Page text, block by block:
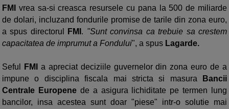
FMI
vrea sa-si creasca resursele cu pana la 500 de miliarde
de dolari, incluzand fondurile promise de tarile din zona euro,
a spus directorul
FMI . "Sunt convinsa ca trebuie sa crestem
capacitatea de imprumut a Fondului", a spus Lagarde.
Seful FMI a apreciat deciziile guvernelor din zona euro de a
impune o disciplina fiscala mai stricta si masura
Bancii
Centrale Europenede a asigura lichiditate pe termen lung
bancilor, insa acestea sunt doar "piese" intr-o solutie mai